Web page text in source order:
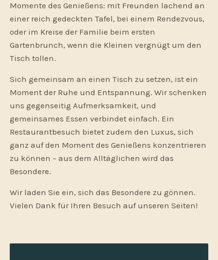
Momente des Genießens: mit Freunden lachend an
einer reich gedeckten Tafel, bei einem Rendezvous,
oder im Kreise der Familie beim ersten
Gartenbrunch, wenn die Kleinen vergnügt um den
Tisch tollen.
Sich gemeinsam an einen Tisch zu setzen, ist ein
Moment der Ruhe und Entspannung. Wir schenken
uns gegenseitig Aufmerksamkeit, und
gemeinsames Essen verbindet einfach. Ein
Restaurantbesuch bietet zudem den Luxus, sich
ganz auf den Moment des Genießens konzentrieren
zu können – aus dem Alltäglichen wird das
Besondere.
Wir laden Sie ein, sich das Besondere zu gönnen.
Vielen Dank für Ihren Besuch auf unseren Seiten!